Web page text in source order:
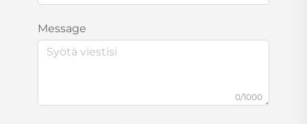
Message
0/1000